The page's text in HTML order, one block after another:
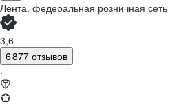
Лента, федеральная розничная сеть
3,6
6 877 отзывов
·